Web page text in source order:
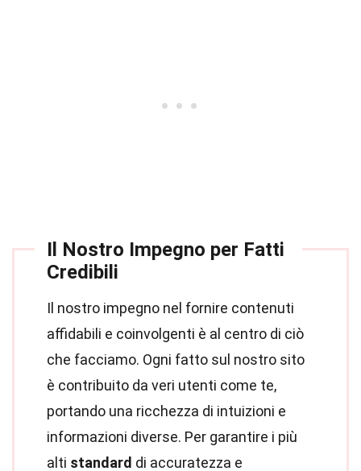
Il Nostro Impegno per Fatti
Credibili
Il nostro impegno nel fornire contenuti
affidabili e coinvolgenti è al centro di ciò
che facciamo. Ogni fatto sul nostro sito
è contribuito da veri utenti come te,
portando una ricchezza di intuizioni e
informazioni diverse. Per garantire i più
alti standard di accuratezza e